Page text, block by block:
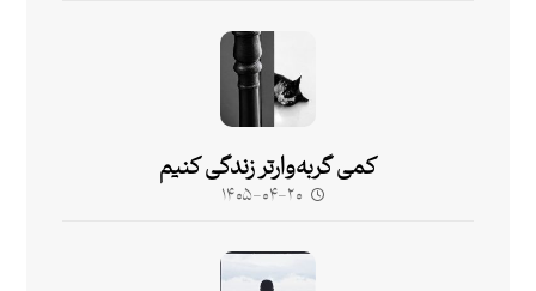
کمی گربه‌وارتر زندگی کنیم
۱۴۰۵-۰۴-۲۰